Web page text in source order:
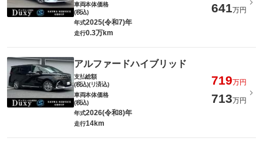
車両本体価格
(税込)
641万円
年式2025(令和7)年
走行0.3万km
アルファードハイブリッド
支払総額
(税込)(リ済込)
719万円
車両本体価格
(税込)
713万円
年式2026(令和8)年
走行14km